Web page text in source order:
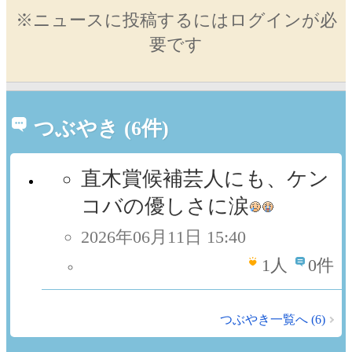
※ニュースに投稿するにはログインが必
要です
つぶやき (6件)
直木賞候補芸人にも、ケン
コバの優しさに涙
2026年06月11日 15:40
1人 0件
つぶやき一覧へ (6)